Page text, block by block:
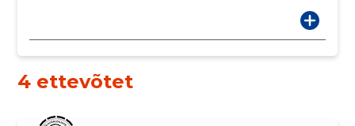
4 ettevõtet